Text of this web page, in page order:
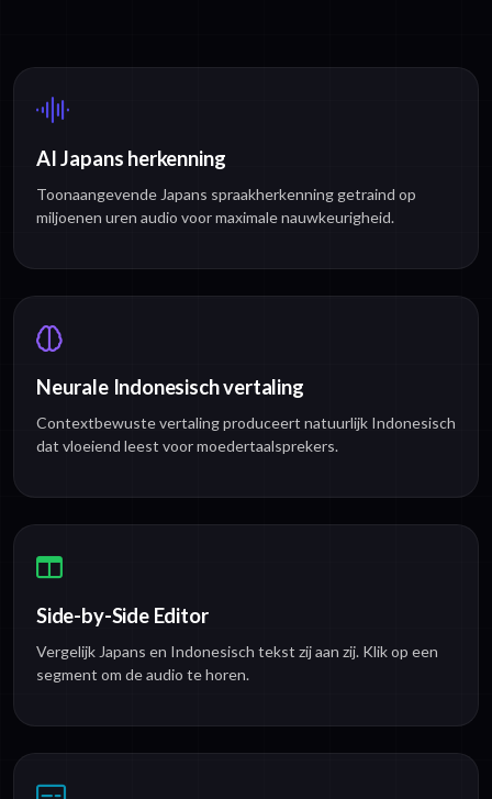
AI Japans herkenning
Toonaangevende Japans spraakherkenning getraind op
miljoenen uren audio voor maximale nauwkeurigheid.
Neurale Indonesisch vertaling
Contextbewuste vertaling produceert natuurlijk Indonesisch
dat vloeiend leest voor moedertaalsprekers.
Side-by-Side Editor
Vergelijk Japans en Indonesisch tekst zij aan zij. Klik op een
segment om de audio te horen.